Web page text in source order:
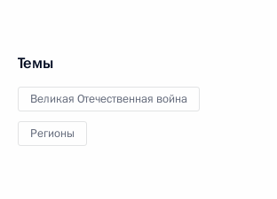
Темы
Великая Отечественная война
Регионы